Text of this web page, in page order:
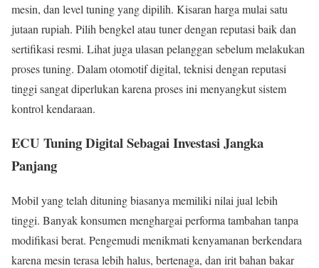
mesin, dan level tuning yang dipilih. Kisaran harga mulai satu
jutaan rupiah. Pilih bengkel atau tuner dengan reputasi baik dan
sertifikasi resmi. Lihat juga ulasan pelanggan sebelum melakukan
proses tuning. Dalam otomotif digital, teknisi dengan reputasi
tinggi sangat diperlukan karena proses ini menyangkut sistem
kontrol kendaraan.
ECU Tuning Digital Sebagai Investasi Jangka
Panjang
Mobil yang telah dituning biasanya memiliki nilai jual lebih
tinggi. Banyak konsumen menghargai performa tambahan tanpa
modifikasi berat. Pengemudi menikmati kenyamanan berkendara
karena mesin terasa lebih halus, bertenaga, dan irit bahan bakar